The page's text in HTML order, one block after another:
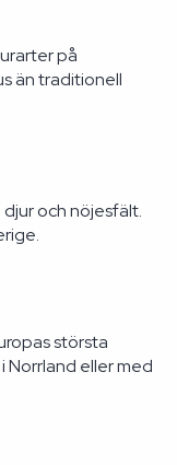
på
än traditionell
djur och nöjesfält.
största
Norrland eller med